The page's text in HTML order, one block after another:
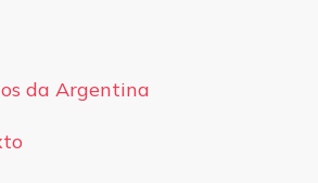
da Argentina